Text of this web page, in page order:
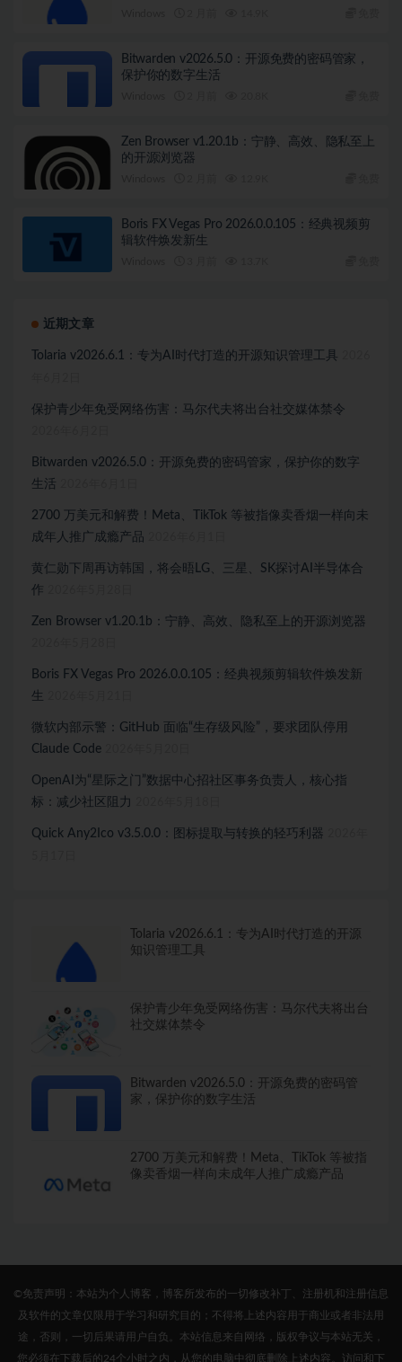
Bitwarden v2026.5.0：开源免费的密码管家，
保护你的数字生活
Zen Browser v1.20.1b：宁静、高效、隐私至上
的开源浏览器
Boris FX Vegas Pro 2026.0.0.105：经典视频剪
辑软件焕发新生
近期文章
Tolaria v2026.6.1：专为AI时代打造的开源知识管理工具
保护青少年免受网络伤害：马尔代夫将出台社交媒体禁令
Bitwarden v2026.5.0：开源免费的密码管家，保护你的数字
生活
2700 万美元和解费！Meta、TikTok 等被指像卖香烟一样向未
成年人推广成瘾产品
黄仁勋下周再访韩国，将会晤LG、三星、SK探讨AI半导体合
作
Zen Browser v1.20.1b：宁静、高效、隐私至上的开源浏览器
Boris FX Vegas Pro 2026.0.0.105：经典视频剪辑软件焕发新
生
微软内部示警：GitHub 面临“生存级风险”，要求团队停用
Claude Code
OpenAI为“星际之门”数据中心招社区事务负责人，核心指
标：减少社区阻力
Quick Any2Ico v3.5.0.0：图标提取与转换的轻巧利器
Tolaria v2026.6.1：专为AI时代打造的开源
知识管理工具
保护青少年免受网络伤害：马尔代夫将出台
社交媒体禁令
Bitwarden v2026.5.0：开源免费的密码管
家，保护你的数字生活
2700 万美元和解费！Meta、TikTok 等被指
像卖香烟一样向未成年人推广成瘾产品
©免责声明：本站为个人博客，博客所发布的一切修改补丁、注册机和注册信息
及软件的文章仅限用于学习和研究目的；不得将上述内容用于商业或者非法用
途，否则，一切后果请用户自负。本站信息来自网络，版权争议与本站无关，
您必须在下载后的24个小时之内，从您的电脑中彻底删除上述内容。访问和下